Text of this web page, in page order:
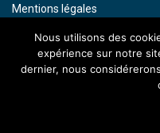
Mentions légales
Contact
By artenium
Nous utilisons des
expérience sur notre
dernier, nous